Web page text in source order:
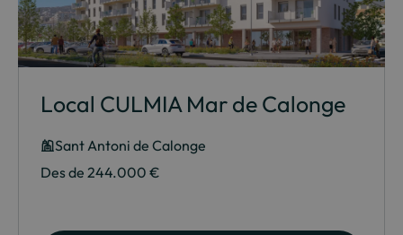
Local CULMIA Mar de Calonge
Sant Antoni de Calonge
Des de 244.000 €